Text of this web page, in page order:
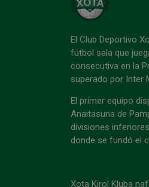
El Club Deportivo
fútbol sala que
consecutiva en la
superado por Inter
El primer equipo
Anaitasuna de
divisiones
donde se fundó el
Xota Kirol Kluba